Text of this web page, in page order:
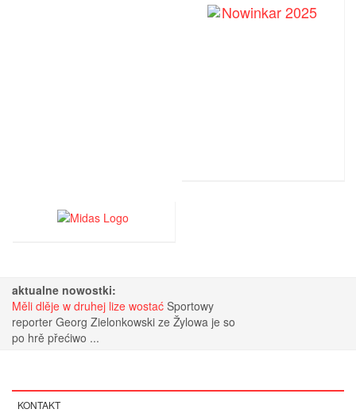
aktualne nowostki:
Měli dlěje w druhej lize wostać Sportowy
reporter Georg Zielonkowski ze Žylowa je so
po hrě přećiwo ...
KONTAKT